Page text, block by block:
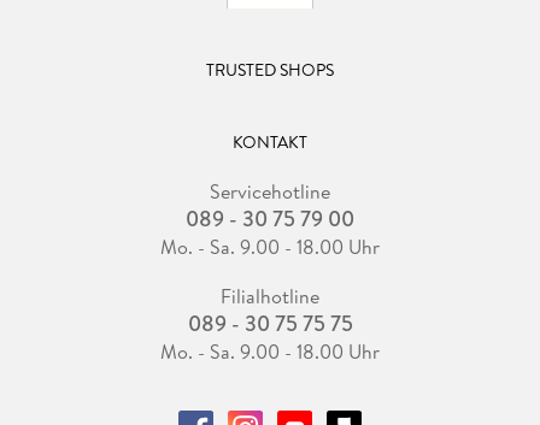
TRUSTED SHOPS
KONTAKT
Servicehotline
089 - 30 75 79 00
Mo. - Sa. 9.00 - 18.00 Uhr
Filialhotline
089 - 30 75 75 75
Mo. - Sa. 9.00 - 18.00 Uhr